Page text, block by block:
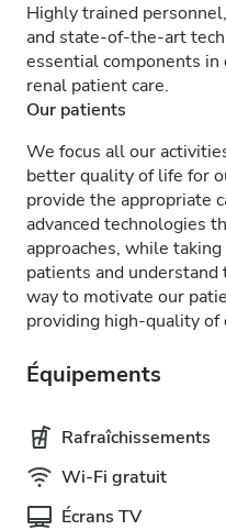
Highly trained
and state-of-the-art
essential components
renal patient care.
Our patients
We focus all our
better quality of life for
provide the appropriate
advanced technologies
approaches, while
patients and
way to motivate our
providing high-quality of
Équipements
Rafraîchissements
Wi-Fi gratuit
Écrans TV